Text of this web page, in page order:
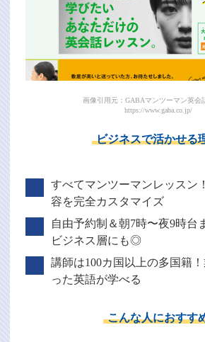
画像引用元：GABAマンツーマン英会
https://www.gaba.co.jp/
ビジネスで活かせる
すべてマンツーマンレッスン
容を完全カスタマイズ
自由予約制＆朝7時〜夜9時台
ビジネス層にも◎
講師は100カ国以上の多国籍
った英語が学べる
こんな人におすす